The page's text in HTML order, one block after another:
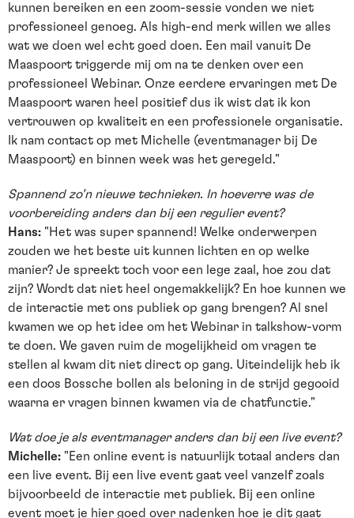
kunnen bereiken en een zoom-sessie vonden we niet
professioneel genoeg. Als high-end merk willen we alles
wat we doen wel echt goed doen. Een mail vanuit De
Maaspoort triggerde mij om na te denken over een
professioneel Webinar. Onze eerdere ervaringen met De
Maaspoort waren heel positief dus ik wist dat ik kon
vertrouwen op kwaliteit en een professionele organisatie.
Ik nam contact op met Michelle (eventmanager bij De
Maaspoort) en binnen week was het geregeld."
Spannend zo’n nieuwe technieken. In hoeverre was de
voorbereiding anders dan bij een regulier event?
Hans: "Het was super spannend! Welke onderwerpen
zouden we het beste uit kunnen lichten en op welke
manier? Je spreekt toch voor een lege zaal, hoe zou dat
zijn? Wordt dat niet heel ongemakkelijk? En hoe kunnen we
de interactie met ons publiek op gang brengen? Al snel
kwamen we op het idee om het Webinar in talkshow-vorm
te doen. We gaven ruim de mogelijkheid om vragen te
stellen al kwam dit niet direct op gang. Uiteindelijk heb ik
een doos Bossche bollen als beloning in de strijd gegooid
waarna er vragen binnen kwamen via de chatfunctie."
Wat doe je als eventmanager anders dan bij een live event?
Michelle: "Een online event is natuurlijk totaal anders dan
een live event. Bij een live event gaat veel vanzelf zoals
bijvoorbeeld de interactie met publiek. Bij een online
event moet je hier goed over nadenken hoe je dit gaat